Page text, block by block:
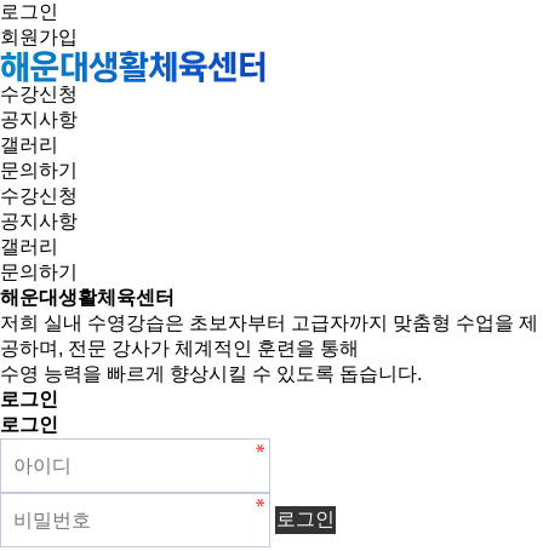
로그인
회원가입
수강신청
공지사항
갤러리
문의하기
수강신청
공지사항
갤러리
문의하기
해운대생활체육센터
저희 실내 수영강습은 초보자부터 고급자까지 맞춤형 수업을 제
공하며, 전문 강사가 체계적인 훈련을 통해
수영 능력을 빠르게 향상시킬 수 있도록 돕습니다.
로그인
로그인
로그인